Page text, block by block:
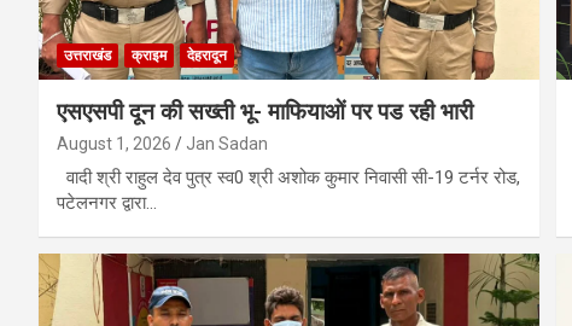
उत्तराखंड क्राइम देहरादून
एसएसपी दून की सख्ती भू- माफियाओं पर पड रही भारी
August 1, 2026 Jan Sadan
वादी श्री राहुल देव पुत्र स्व0 श्री अशोक कुमार निवासी सी-19 टर्नर रोड,
पटेलनगर द्वारा…